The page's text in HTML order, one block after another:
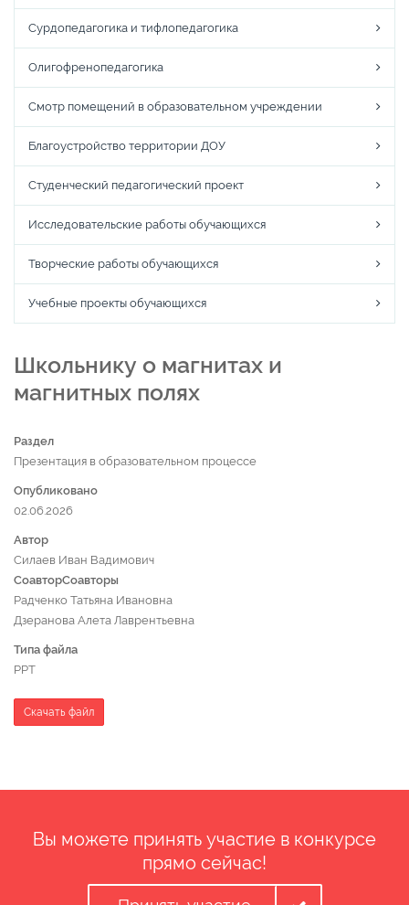
Сурдопедагогика и тифлопедагогика
Олигофренопедагогика
Смотр помещений в образовательном учреждении
Благоустройство территории ДОУ
Студенческий педагогический проект
Исследовательские работы обучающихся
Творческие работы обучающихся
Учебные проекты обучающихся
Школьнику о магнитах и
магнитных полях
Раздел
Презентация в образовательном процессе
Опубликовано
02.06.2026
Автор
Силаев Иван Вадимович
СоавторСоавторы
Радченко Татьяна Ивановна
Дзеранова Алета Лаврентьевна
Типа файла
PPT
Скачать файл
Вы можете принять участие в конкурсе
прямо сейчас!